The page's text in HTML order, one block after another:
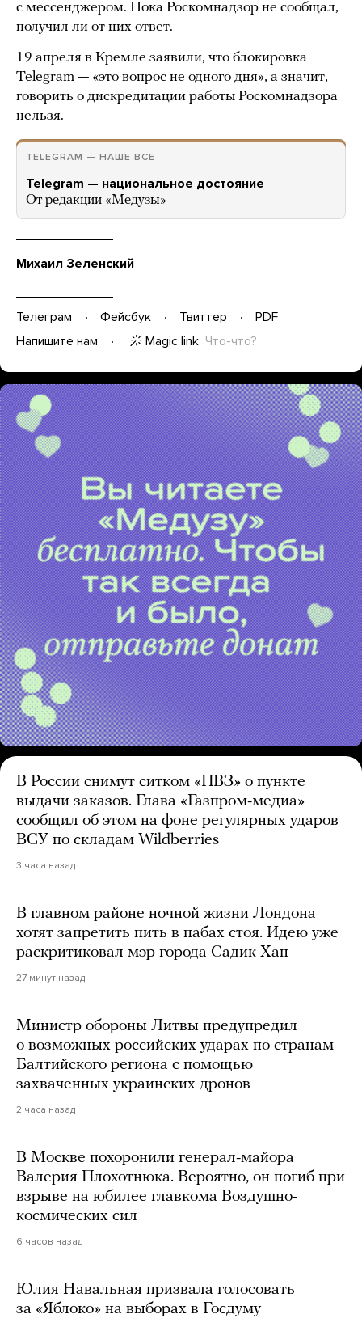
с мессенджером. Пока Роскомнадзор не сообщал,
получил ли от них ответ.
19 апреля в Кремле заявили, что блокировка
Telegram — «это вопрос не одного дня», а значит,
говорить о дискредитации работы Роскомнадзора
нельзя.
TELEGRAM — НАШЕ ВСЕ
Telegram — национальное достояние
От редакции «Медузы»
Михаил Зеленский
Телеграм Фейсбук Твиттер
PDF
Напишите нам
Magic link Что-что?
В России снимут ситком «ПВЗ» о пункте
выдачи заказов. Глава «Газпром-медиа»
сообщил об этом на фоне регулярных ударов
ВСУ по складам Wildberries
3 часа назад
В главном районе ночной жизни Лондона
хотят запретить пить в пабах стоя. Идею уже
раскритиковал мэр города Садик Хан
27 минут назад
Министр обороны Литвы предупредил
о возможных российских ударах по странам
Балтийского региона с помощью
захваченных украинских дронов
2 часа назад
В Москве похоронили генерал-майора
Валерия Плохотнюка. Вероятно, он погиб при
взрыве на юбилее главкома Воздушно-
космических сил
6 часов назад
Юлия Навальная призвала голосовать
за «Яблоко» на выборах в Госдуму